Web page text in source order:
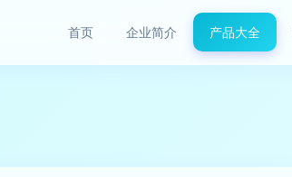
首页 企业简介 产品大全